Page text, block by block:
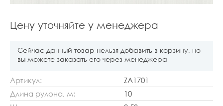
Цену уточняйте у менеджера
Сейчас данный товар нельзя добавить в корзину, но
вы можете заказать его через менеджера
Артикул:
ZA1701
Длина рулона, м:
10